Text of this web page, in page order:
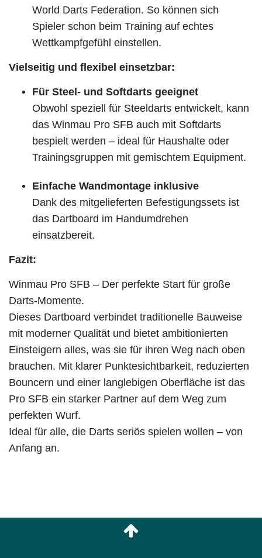
World Darts Federation. So können sich
Spieler schon beim Training auf echtes
Wettkampfgefühl einstellen.
Vielseitig und flexibel einsetzbar:
Für Steel- und Softdarts geeignet
Obwohl speziell für Steeldarts entwickelt, kann
das Winmau Pro SFB auch mit Softdarts
bespielt werden – ideal für Haushalte oder
Trainingsgruppen mit gemischtem Equipment.
Einfache Wandmontage inklusive
Dank des mitgelieferten Befestigungssets ist
das Dartboard im Handumdrehen
einsatzbereit.
Fazit:
Winmau Pro SFB – Der perfekte Start für große
Darts-Momente.
Dieses Dartboard verbindet traditionelle Bauweise
mit moderner Qualität und bietet ambitionierten
Einsteigern alles, was sie für ihren Weg nach oben
brauchen. Mit klarer Punktesichtbarkeit, reduzierten
Bouncern und einer langlebigen Oberfläche ist das
Pro SFB ein starker Partner auf dem Weg zum
perfekten Wurf.
Ideal für alle, die Darts seriös spielen wollen – von
Anfang an.